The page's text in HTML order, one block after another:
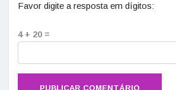
Favor digite a resposta em dígitos:
4 + 20 =